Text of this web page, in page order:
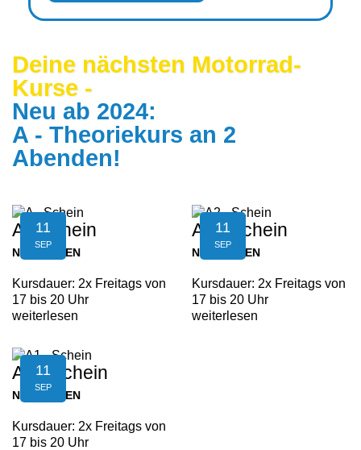
Deine nächsten Motorrad-
Kurse -
Neu ab 2024:
A - Theoriekurs an 2
Abenden!
11
SEP
A - Schein
NEUFELDEN
Kursdauer: 2x Freitags von
17 bis 20 Uhr
weiterlesen
11
SEP
A2 - Schein
NEUFELDEN
Kursdauer: 2x Freitags von
17 bis 20 Uhr
weiterlesen
11
SEP
A1 - Schein
NEUFELDEN
Kursdauer: 2x Freitags von
17 bis 20 Uhr